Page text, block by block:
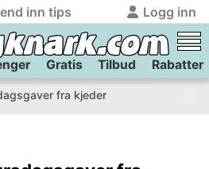
inn tips Logg inn
tilbake
tilbake
Gratis Tilbud Rabatter
fra kjeder